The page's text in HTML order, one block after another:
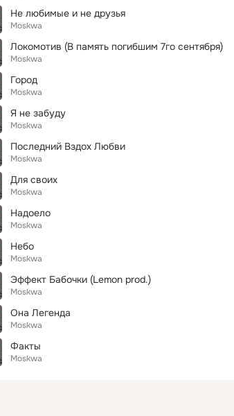
Не любимые и не друзья
Moskwa
Локомотив (В память погибшим 7го сентября)
Moskwa
Город
Moskwa
Я не забуду
Moskwa
Последний Вздох Любви
Moskwa
Для своих
Moskwa
Надоело
Moskwa
Небо
Moskwa
Эффект Бабочки (Lemon prod.)
Moskwa
Она Легенда
Moskwa
Факты
Moskwa